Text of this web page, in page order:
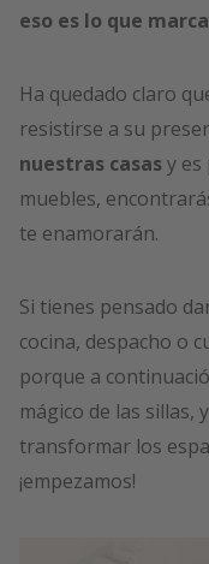
eso es lo que
Ha quedado claro
resistirse a su
nuestras casasy es
muebles,
te enamorarán.
Si tienes pensado
cocina, despacho o
porque a
mágico de las sillas,
transformar los
¡empezamos!